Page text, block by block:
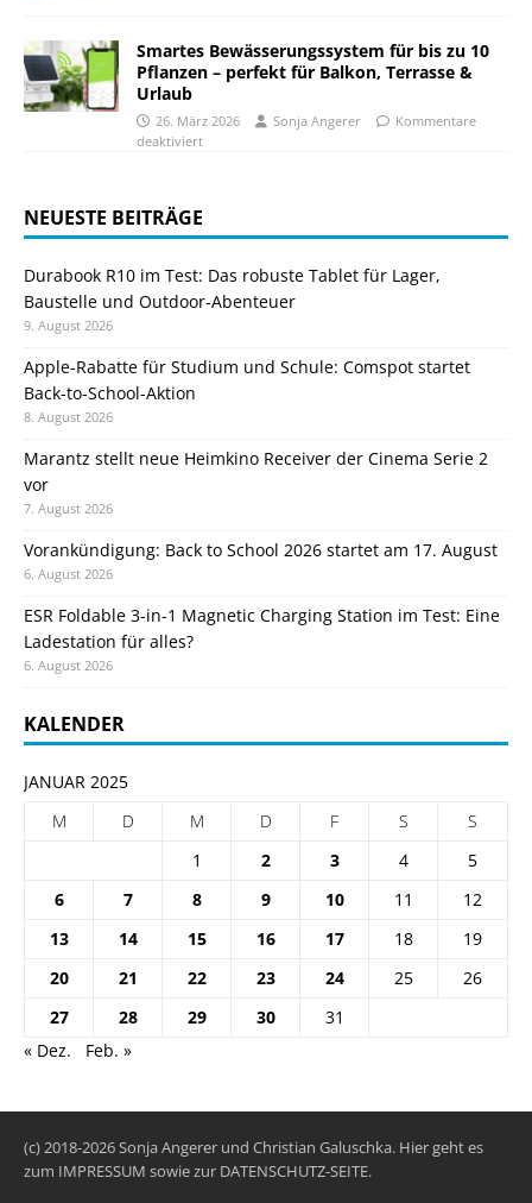
Smartes Bewässerungssystem für bis zu 10
Pflanzen – perfekt für Balkon, Terrasse &
Urlaub
26. März 2026 Sonja Angerer
Kommentare
deaktiviert
NEUESTE BEITRÄGE
Durabook R10 im Test: Das robuste Tablet für Lager,
Baustelle und Outdoor-Abenteuer
9. August 2026
Apple-Rabatte für Studium und Schule: Comspot startet
Back-to-School-Aktion
8. August 2026
Marantz stellt neue Heimkino Receiver der Cinema Serie 2
vor
7. August 2026
Vorankündigung: Back to School 2026 startet am 17. August
6. August 2026
ESR Foldable 3-in-1 Magnetic Charging Station im Test: Eine
Ladestation für alles?
6. August 2026
KALENDER
JANUAR 2025
M
D M D F S
S
1
2 3 4
5
6
7 8 9 10 11
12
13
14 15 16 17 18
19
20
21 22 23 24 25
26
27
28 29 30
31
« Dez.
Feb. »
(c) 2018-2026 Sonja Angerer und Christian Galuschka. Hier geht es
zum IMPRESSUM sowie zur DATENSCHUTZ-SEITE.